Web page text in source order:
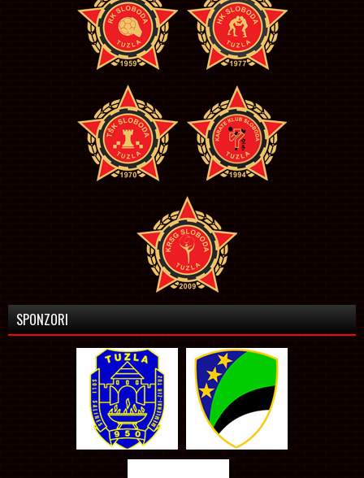
SPONZORI